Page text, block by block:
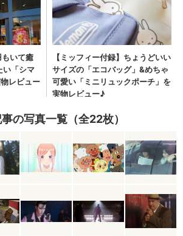
の写真一覧（全22枚）